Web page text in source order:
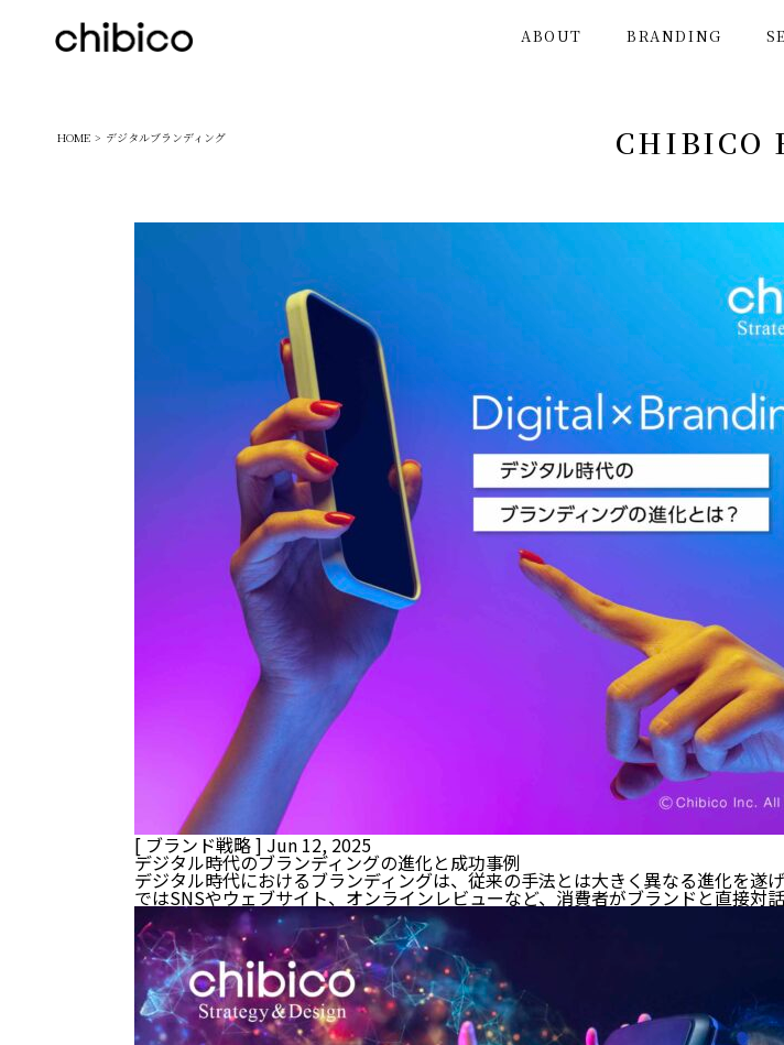
ABOUT BRANDING
HOME デジタルブランディング CHIBICO
[ ブランド戦略 ] Jun 12, 2025
デジタル時代のブランディングの進化と成功事例
デジタル時代におけるブランディングは、従来の手法とは大きく異なる進化を
ではSNSやウェブサイト、オンラインレビューなど、消費者がブランドと直接対